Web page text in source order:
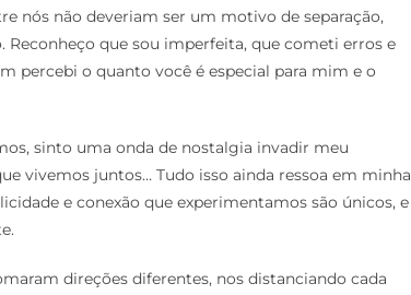
nós não deveriam ser um motivo de separação,
que sou imperfeita, que cometi erros e
percebi o quanto você é especial para mim e o
sinto uma onda de nostalgia invadir meu
vivemos juntos… Tudo isso ainda ressoa em minha
e conexão que experimentamos são únicos, e
direções diferentes, nos distanciando cada